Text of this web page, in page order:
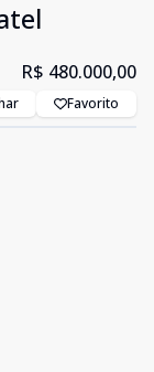
R$ 480.000,00
Favorito